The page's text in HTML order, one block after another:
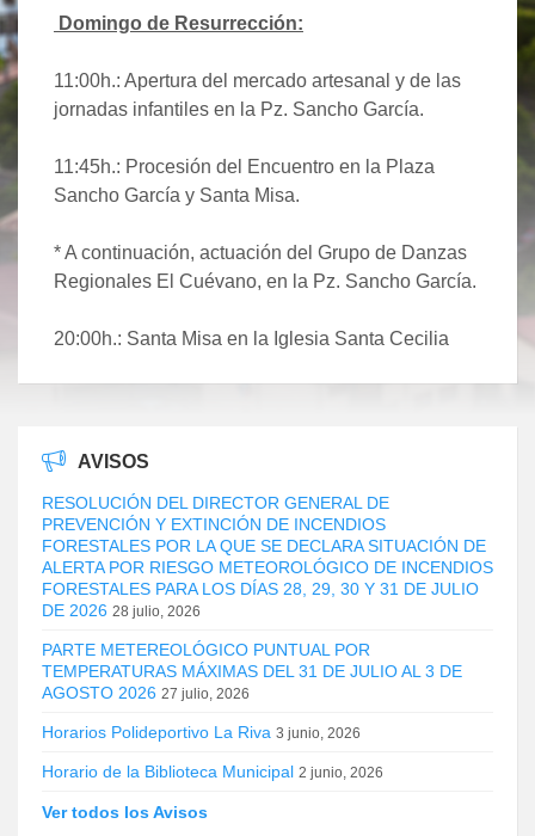
Domingo de Resurrección:
11:00h.: Apertura del mercado artesanal y de las
jornadas infantiles en la Pz. Sancho García.
11:45h.: Procesión del Encuentro en la Plaza
Sancho García y Santa Misa.
* A continuación, actuación del Grupo de Danzas
Regionales El Cuévano, en la Pz. Sancho García.
20:00h.: Santa Misa en la Iglesia Santa Cecilia
AVISOS
RESOLUCIÓN DEL DIRECTOR GENERAL DE
PREVENCIÓN Y EXTINCIÓN DE INCENDIOS
FORESTALES POR LA QUE SE DECLARA SITUACIÓN DE
ALERTA POR RIESGO METEOROLÓGICO DE INCENDIOS
FORESTALES PARA LOS DÍAS 28, 29, 30 Y 31 DE JULIO
DE 2026 28 julio, 2026
PARTE METEREOLÓGICO PUNTUAL POR
TEMPERATURAS MÁXIMAS DEL 31 DE JULIO AL 3 DE
AGOSTO 2026 27 julio, 2026
Horarios Polideportivo La Riva 3 junio, 2026
Horario de la Biblioteca Municipal 2 junio, 2026
Ver todos los Avisos